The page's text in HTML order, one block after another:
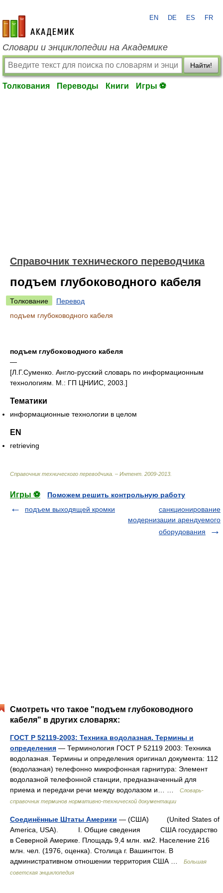
academic.ru
EN DE ES FR
Словари и энциклопедии на Академике
Найти!
Толкования Переводы Книги Игры ⚽
Справочник технического переводчика
подъем глубоководного кабеля
Толкование
Перевод
подъем глубоководного кабеля
подъем глубоководного кабеля
—
[Л.Г.Суменко. Англо-русский словарь по информационным
технологиям. М.: ГП ЦНИИС, 2003.]
Тематики
информационные технологии в целом
EN
retrieving
Справочник технического переводчика. – Интент 2009-2013
Игры ⚽
Поможем решить контрольную работу
подъем выходящей кромки
санкционирование
модернизации арендуемого
оборудования
Смотреть что такое "подъем глубоководного
кабеля" в других словарях:
ГОСТ Р 52119-2003: Техника водолазная. Термины и
определения — Терминология ГОСТ Р 52119 2003: Техника
водолазная. Термины и определения оригинал документа: 112
(водолазная) телефонно микрофонная гарнитура: Элемент
водолазной телефонной станции, предназначенный для
приема и передачи речи между водолазом и… …
Словарь-
справочник терминов нормативно-технической документации
Соединённые Штаты Америки — (США) (United States of
America, USA). I. Общие сведения США государство
в Северной Америке. Площадь 9,4 млн. км2. Население 216
млн. чел. (1976, оценка). Столица г. Вашингтон. В
административном отношении территория США …
Большая
советская энциклопедия